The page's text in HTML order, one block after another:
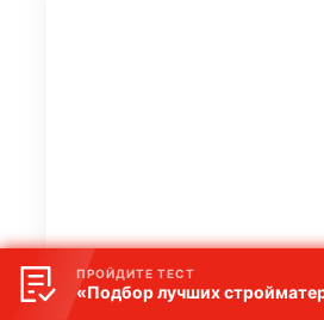
Н-профиль (Фундук)
ПРОЙДИТЕ ТЕСТ
«Подбор лучших